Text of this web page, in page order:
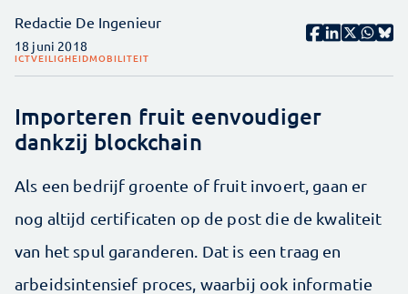
Redactie De Ingenieur
18 juni 2018
ICTVEILIGHEIDMOBILITEIT
Importeren fruit eenvoudiger
dankzij blockchain
Als een bedrijf groente of fruit invoert, gaan er
nog altijd certificaten op de post die de kwaliteit
van het spul garanderen. Dat is een traag en
arbeidsintensief proces, waarbij ook informatie